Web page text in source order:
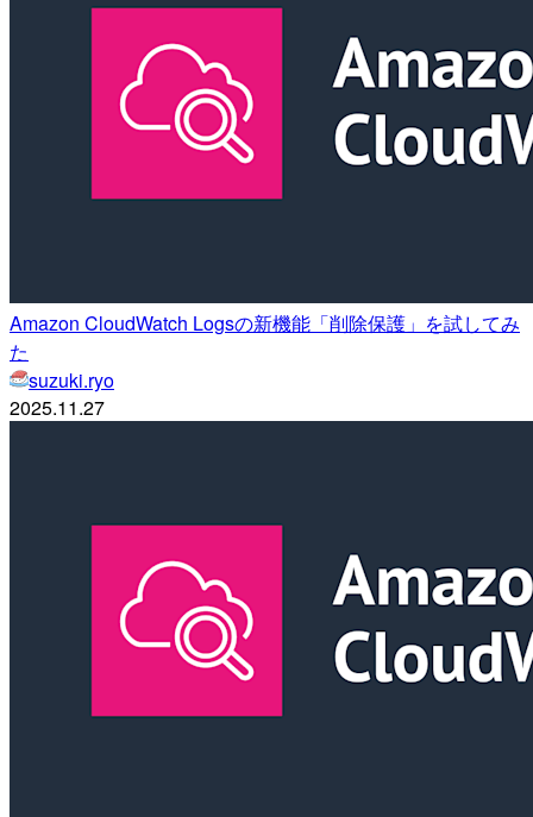
Amazon CloudWatch Logsの新機能「削除保護」を試してみ
た
suzuki.ryo
2025.11.27